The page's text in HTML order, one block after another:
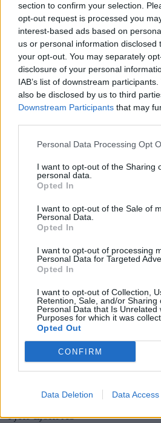
section to confirm your selection.
opt-out request is processed you
interest-based ads based on
us or personal information disclosed
your opt-out. You may separately
disclosure of your personal
IAB’s list of downstream
also be disclosed by us to third
Downstream Participants that may
Personal Data Processing Opt
I want to opt-out of the Sharing
personal data.
Opted In
I want to opt-out of the Sale of
Personal Data.
Opted In
I want to opt-out of processing
Personal Data for Targeted
Opted In
I want to opt-out of Collection,
Retention, Sale, and/or Sharing
Personal Data that Is Unrelated
Purposes for which it was
Opted Out
CONFIRM
Data Deletion Data Access
Pressens Faglige Utvalg
klageorgan som
mediene i presseetiske
For informasjon om
www.presse.no
Fjell-Ljom har ikke
eksterne nettsider som
Det er ikke tillatt å
legge ut skjermdump av
Avisa er medlem i
lokalaviser (
Ansvarlig redaktør og daglig
Liv Maren Mæhre Vold
Ekspedisjon:
Tlf: 72 40 65 90
E-post:redaksjon@fjell-
annonse@fjell-ljom.no
E-post:abonnement@fjell-
Utgiver:
Fjell-Ljom AS